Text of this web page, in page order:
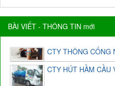
BÀI VIẾT - THÔNG TIN mới
CTY THÔNG CỐNG
CTY HÚT HẦM CẦU